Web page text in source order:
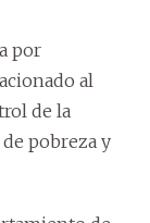
por
al
de la
pobreza y